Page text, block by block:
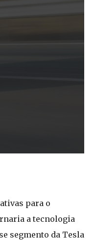
para o
a tecnologia
segmento da Tesla